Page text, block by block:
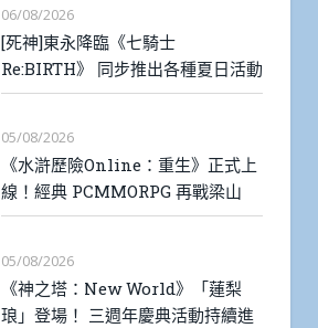
06/08/2026
[死神]東永降臨《七騎士
Re:BIRTH》 同步推出各種夏日活動
05/08/2026
《水滸歷險Online：重生》正式上
線！經典 PCMMORPG 再戰梁山
05/08/2026
《神之塔：New World》「蓮梨
琅」登場！ 三週年慶典活動持續進